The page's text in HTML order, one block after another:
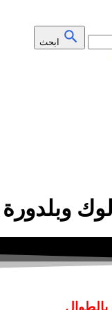
ابحث
0508845868 خصم